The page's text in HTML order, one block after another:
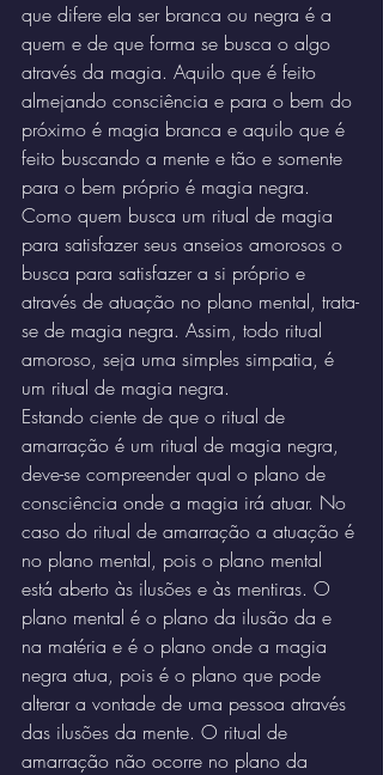
que difere ela ser branca ou negra é a
quem e de que forma se busca o algo
através da magia. Aquilo que é feito
almejando consciência e para o bem do
próximo é magia branca e aquilo que é
feito buscando a mente e tão e somente
para o bem próprio é magia negra.
Como quem busca um ritual de magia
para satisfazer seus anseios amorosos o
busca para satisfazer a si próprio e
através de atuação no plano mental, trata-
se de magia negra. Assim, todo ritual
amoroso, seja uma simples simpatia, é
um ritual de magia negra.
Estando ciente de que o ritual de
amarração é um ritual de magia negra,
deve-se compreender qual o plano de
consciência onde a magia irá atuar. No
caso do ritual de amarração a atuação é
no plano mental, pois o plano mental
está aberto às ilusões e às mentiras. O
plano mental é o plano da ilusão da e
na matéria e é o plano onde a magia
negra atua, pois é o plano que pode
alterar a vontade de uma pessoa através
das ilusões da mente. O ritual de
amarração não ocorre no plano da